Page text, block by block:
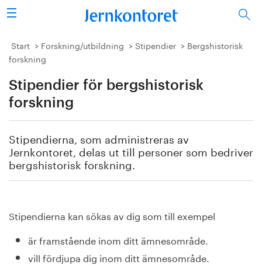
Sök
Stålindustrin
Forskning/utbildning
Energi/miljö
Vi tycker
Bildbank
Om oss
Start Forskning/utbildning Stipendier
Bergshistorisk
forskning
Stipendier för bergshistorisk
forskning
Stipendierna, som administreras av
Jernkontoret, delas ut till personer som bedriver
bergshistorisk forskning.
Stipendierna kan sökas av dig som till exempel
är framstående inom ditt ämnesområde.
vill fördjupa dig inom ditt ämnesområde.